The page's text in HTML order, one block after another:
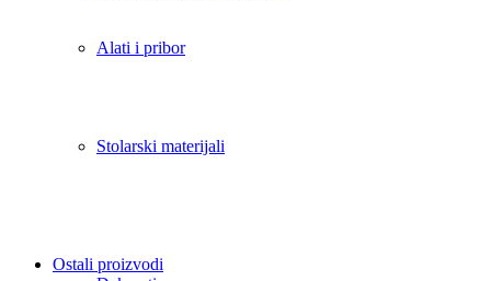
Alati i pribor
Stolarski materijali
Ostali proizvodi